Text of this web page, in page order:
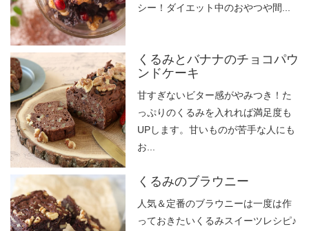
シー！ダイエット中のおやつや間...
くるみとバナナのチョコパウ
ンドケーキ
甘すぎないビター感がやみつき！た
っぷりのくるみを入れれば満足度も
UPします。甘いものが苦手な人にも
お...
くるみのブラウニー
人気＆定番のブラウニーは一度は作
っておきたいくるみスイーツレシピ♪